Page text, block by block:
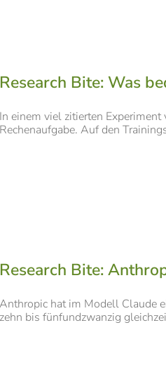
Research Bite: Was
In einem viel zitierten
Rechenaufgabe. Auf den
Research Bite:
Anthropic hat im Modell Claude
zehn bis fünfundzwanzig